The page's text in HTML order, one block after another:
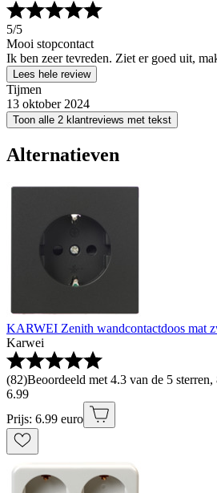
5/5
Mooi stopcontact
Ik ben zeer tevreden. Ziet er goed uit,
Lees hele review
Tijmen
13 oktober 2024
Toon alle 2 klantreviews met tekst
Alternatieven
KARWEI Zenith wandcontactdoos mat
Karwei
(82)Beoordeeld met 4.3 van de 5
6.99
Prijs: 6.99 euro